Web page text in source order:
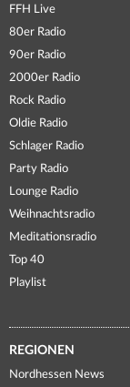
FFH Live
80er Radio
90er Radio
2000er Radio
Rock Radio
Oldie Radio
Schlager Radio
Party Radio
Lounge Radio
Weihnachtsradio
Meditationsradio
Top 40
Playlist
REGIONEN
Nordhessen News